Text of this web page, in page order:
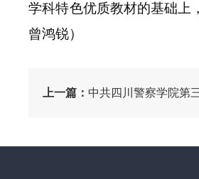
学科特色优质教材的基础上
曾鸿锐）
上一篇： 中共四川警察学院第